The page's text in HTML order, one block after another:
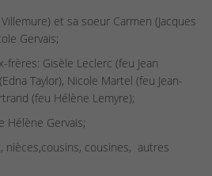
et sa soeur Carmen (Jacques
Gervais;
Gisèle Leclerc (feu Jean
Taylor), Nicole Martel (feu Jean-
(feu Hélène Lemyre);
Hélène Gervais;
nièces,cousins, cousines, autres